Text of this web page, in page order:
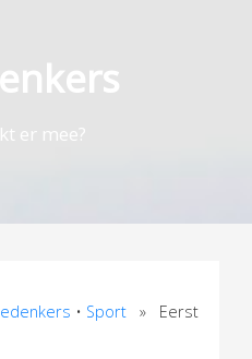
er mee?
• Sport » Eerst